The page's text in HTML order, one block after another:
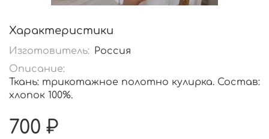
Характеристики
Изготовитель: Россия
Описание:
Ткань: трикотажное полотно кулирка. Состав:
хлопок 100%.
700 ₽